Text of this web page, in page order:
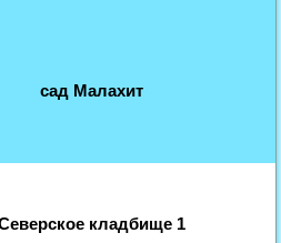
сад Малахит
кладбище 1